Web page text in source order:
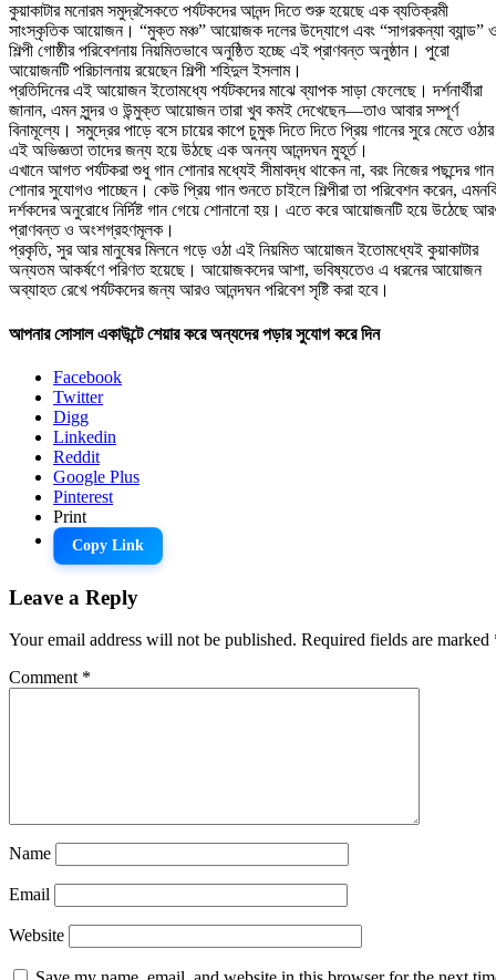
কুয়াকাটার মনোরম সমুদ্রসৈকতে পর্যটকদের আনন্দ দিতে শুরু হয়েছে এক ব্যতিক্রমী
সাংস্কৃতিক আয়োজন। “মুক্ত মঞ্চ” আয়োজক দলের উদ্যোগে এবং “সাগরকন্যা ব্যান্ড”
শিল্পী গোষ্ঠীর পরিবেশনায় নিয়মিতভাবে অনুষ্ঠিত হচ্ছে এই প্রাণবন্ত অনুষ্ঠান। পুরো
আয়োজনটি পরিচালনায় রয়েছেন শিল্পী শহিদুল ইসলাম।
প্রতিদিনের এই আয়োজন ইতোমধ্যে পর্যটকদের মাঝে ব্যাপক সাড়া ফেলেছে। দর্শনার্থীরা
জানান, এমন সুন্দর ও উন্মুক্ত আয়োজন তারা খুব কমই দেখেছেন—তাও আবার সম্পূর্ণ
বিনামূল্যে। সমুদ্রের পাড়ে বসে চায়ের কাপে চুমুক দিতে দিতে প্রিয় গানের সুরে মেতে ওঠার
এই অভিজ্ঞতা তাদের জন্য হয়ে উঠছে এক অনন্য আনন্দঘন মুহূর্ত।
এখানে আগত পর্যটকরা শুধু গান শোনার মধ্যেই সীমাবদ্ধ থাকেন না, বরং নিজের পছন্দের গান
শোনার সুযোগও পাচ্ছেন। কেউ প্রিয় গান শুনতে চাইলে শিল্পীরা তা পরিবেশন করেন,
দর্শকদের অনুরোধে নির্দিষ্ট গান গেয়ে শোনানো হয়। এতে করে আয়োজনটি হয়ে উঠেছে
প্রাণবন্ত ও অংশগ্রহণমূলক।
প্রকৃতি, সুর আর মানুষের মিলনে গড়ে ওঠা এই নিয়মিত আয়োজন ইতোমধ্যেই কুয়াকাটার
অন্যতম আকর্ষণে পরিণত হয়েছে। আয়োজকদের আশা, ভবিষ্যতেও এ ধরনের আয়োজন
অব্যাহত রেখে পর্যটকদের জন্য আরও আনন্দঘন পরিবেশ সৃষ্টি করা হবে।
আপনার সোসাল একাউন্টে শেয়ার করে অন্যদের পড়ার সুযোগ করে দিন
Facebook
Twitter
Digg
Linkedin
Reddit
Google Plus
Pinterest
Print
Copy Link
Leave a Reply
Your email address will not be published. Required fields are marked
Comment *
Name
Email
Website